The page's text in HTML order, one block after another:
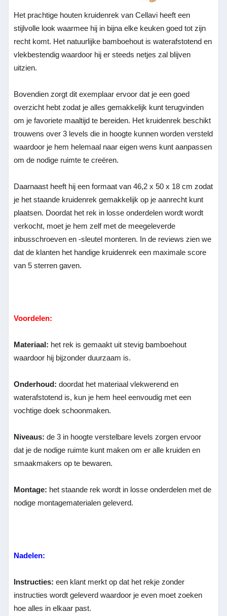
Het prachtige houten kruidenrek van Cellavi heeft een
stijlvolle look waarmee hij in bijna elke keuken goed tot zijn
recht komt. Het natuurlijke bamboehout is waterafstotend en
vlekbestendig waardoor hij er steeds netjes zal blijven
uitzien.
Bovendien zorgt dit exemplaar ervoor dat je een goed
overzicht hebt zodat je alles gemakkelijk kunt terugvinden
om je favoriete maaltijd te bereiden. Het kruidenrek beschikt
trouwens over 3 levels die in hoogte kunnen worden versteld
waardoor je hem helemaal naar eigen wens kunt aanpassen
om de nodige ruimte te creëren.
Daarnaast heeft hij een formaat van 46,2 x 50 x 18 cm zodat
je het staande kruidenrek gemakkelijk op je aanrecht kunt
plaatsen. Doordat het rek in losse onderdelen wordt wordt
verkocht, moet je hem zelf met de meegeleverde
inbusschroeven en -sleutel monteren. In de reviews zien we
dat de klanten het handige kruidenrek een maximale score
van 5 sterren gaven.
Voordelen:
Materiaal: het rek is gemaakt uit stevig bamboehout
waardoor hij bijzonder duurzaam is.
Onderhoud: doordat het materiaal vlekwerend en
waterafstotend is, kun je hem heel eenvoudig met een
vochtige doek schoonmaken.
Niveaus: de 3 in hoogte verstelbare levels zorgen ervoor
dat je de nodige ruimte kunt maken om er alle kruiden en
smaakmakers op te bewaren.
Montage: het staande rek wordt in losse onderdelen met de
nodige montagematerialen geleverd.
Nadelen:
Instructies: een klant merkt op dat het rekje zonder
instructies wordt geleverd waardoor je even moet zoeken
hoe alles in elkaar past.